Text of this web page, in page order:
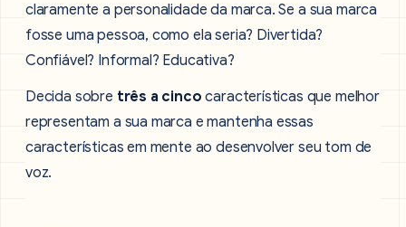
claramente a personalidade da marca. Se a sua marca
fosse uma pessoa, como ela seria? Divertida?
Confiável? Informal? Educativa?
Decida sobre três a cinco características que melhor
representam a sua marca e mantenha essas
características em mente ao desenvolver seu tom de
voz.